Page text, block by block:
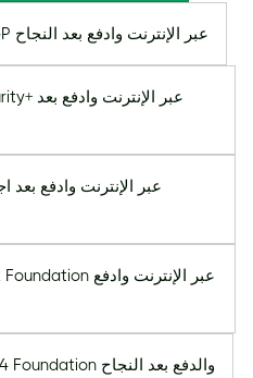
اجتز امتحان شهادة IAPP AIGP عبر الإنترنت وادفع بعد النجاح
اجتياز شهادة AXELOS - ITIL 4 Foundation والدفع بعد النجاح